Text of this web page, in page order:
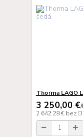
Thorma LAGO
3 250,00 €/
2 642,28 € bez